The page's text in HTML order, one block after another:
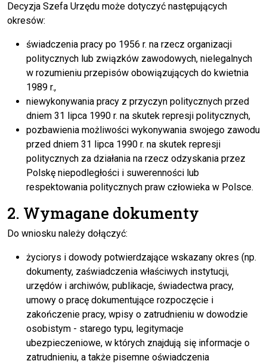
Decyzja Szefa Urzędu może dotyczyć następujących
okresów:
świadczenia pracy po 1956 r. na rzecz organizacji
politycznych lub związków zawodowych, nielegalnych
w rozumieniu przepisów obowiązujących do kwietnia
1989 r.,
niewykonywania pracy z przyczyn politycznych przed
dniem 31 lipca 1990 r. na skutek represji politycznych,
pozbawienia możliwości wykonywania swojego zawodu
przed dniem 31 lipca 1990 r. na skutek represji
politycznych za działania na rzecz odzyskania przez
Polskę niepodległości i suwerenności lub
respektowania politycznych praw człowieka w Polsce.
2. Wymagane dokumenty
Do wniosku należy dołączyć:
życiorys i dowody potwierdzające wskazany okres (np.
dokumenty, zaświadczenia właściwych instytucji,
urzędów i archiwów, publikacje, świadectwa pracy,
umowy o pracę dokumentujące rozpoczęcie i
zakończenie pracy, wpisy o zatrudnieniu w dowodzie
osobistym - starego typu, legitymacje
ubezpieczeniowe, w których znajdują się informacje o
zatrudnieniu, a także pisemne oświadczenia